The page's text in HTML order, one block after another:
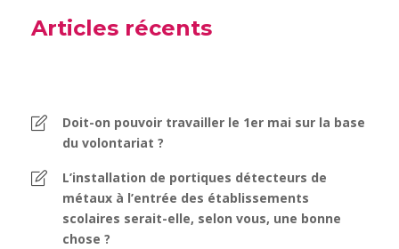
Articles récents
Doit-on pouvoir travailler le 1er mai sur la base
du volontariat ?
L’installation de portiques détecteurs de
métaux à l’entrée des établissements
scolaires serait-elle, selon vous, une bonne
chose ?